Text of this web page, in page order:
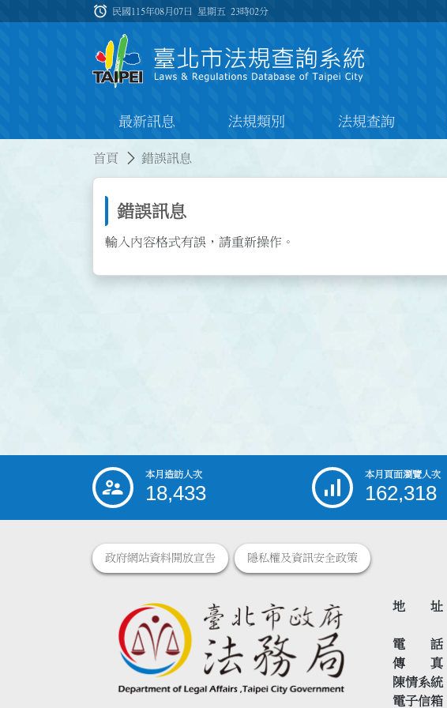
:::
alarm 民國115年08月07日 星期五23時02分
最新訊息 法規類別 法規查詢
首頁 錯誤訊息
錯誤訊息
輸入內容格式有誤，請重新操作。
::: 本月造訪人次
18,433
本月頁面瀏覽人次
162,318
政府網站資料開放宣告 隱私權及資訊安全政策
地 址
電 話
傳 真
陳情系統
電子信箱